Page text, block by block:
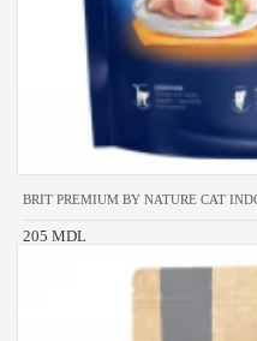
BRIT PREMIUM BY NATURE CAT
205 MDL